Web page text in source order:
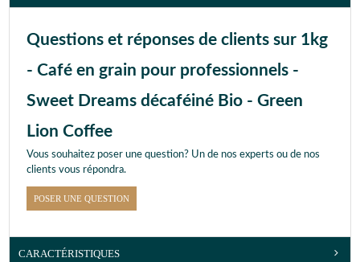
Questions et réponses de clients sur 1kg
- Café en grain pour professionnels -
Sweet Dreams décaféiné Bio - Green
Lion Coffee
Vous souhaitez poser une question? Un de nos experts ou de nos
clients vous répondra.
POSER UNE QUESTION
CARACTÉRISTIQUES